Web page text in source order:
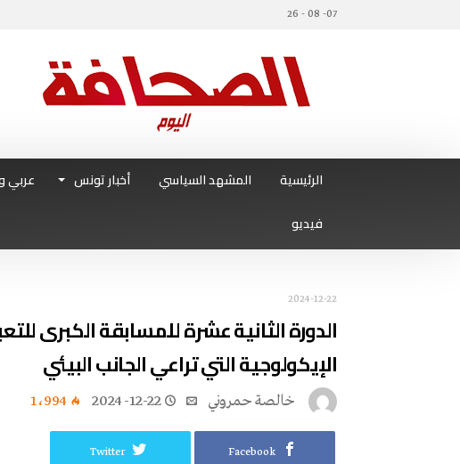
07- 08 - 26
الرئيسية المشهد السياسي أخبار تونس عربي
فيديو
2024-12-22
الدورة الثانية عشرة للمسابقة الكبرى
الإيكولوجية التي تراعي الجانب البيئي
خالصة حمروني 2024-12-22 1٬994
Facebook
Twitter